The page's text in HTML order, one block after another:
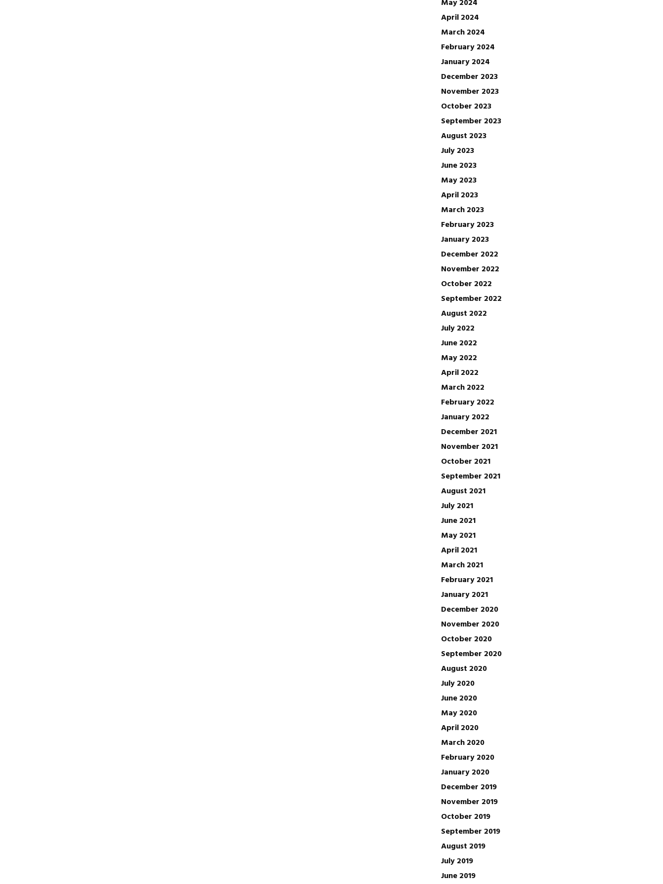
April 2024
March 2024
February 2024
January 2024
December 2023
November 2023
October 2023
September 2023
August 2023
July 2023
June 2023
May 2023
April 2023
March 2023
February 2023
January 2023
December 2022
November 2022
October 2022
September 2022
August 2022
July 2022
June 2022
May 2022
April 2022
March 2022
February 2022
January 2022
December 2021
November 2021
October 2021
September 2021
August 2021
July 2021
June 2021
May 2021
April 2021
March 2021
February 2021
January 2021
December 2020
November 2020
October 2020
September 2020
August 2020
July 2020
June 2020
May 2020
April 2020
March 2020
February 2020
January 2020
December 2019
November 2019
October 2019
September 2019
August 2019
July 2019
June 2019